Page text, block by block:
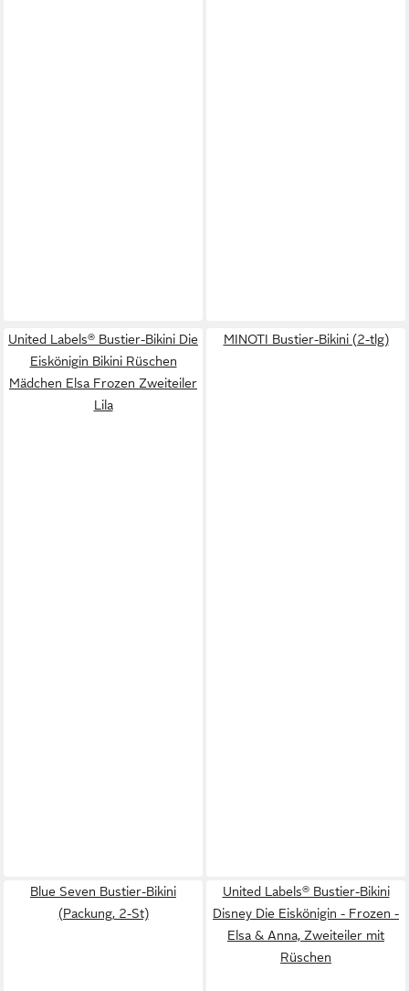
United Labels® Bustier-Bikini Die
Eiskönigin Bikini Rüschen
Mädchen Elsa Frozen Zweiteiler
Lila
MINOTI Bustier-Bikini (2-tlg)
Blue Seven Bustier-Bikini
(Packung, 2-St)
United Labels® Bustier-Bikini
Disney Die Eiskönigin - Frozen -
Elsa & Anna, Zweiteiler mit
Rüschen